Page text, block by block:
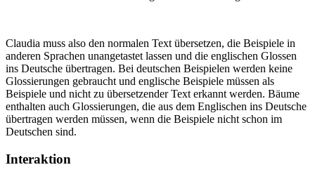
Claudia muss also den normalen Text übersetzen, die Beispiele in
anderen Sprachen unangetastet lassen und die englischen Glossen
ins Deutsche übertragen. Bei deutschen Beispielen werden keine
Glossierungen gebraucht und englische Beispiele müssen als
Beispiele und nicht zu übersetzender Text erkannt werden. Bäume
enthalten auch Glossierungen, die aus dem Englischen ins Deutsche
übertragen werden müssen, wenn die Beispiele nicht schon im
Deutschen sind.
Interaktion